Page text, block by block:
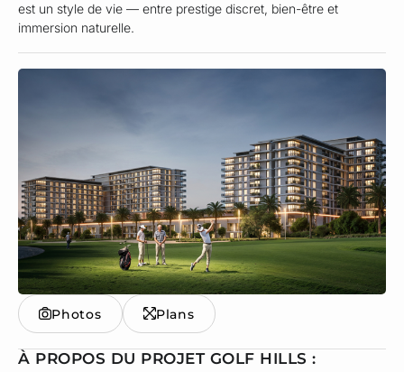
est un style de vie — entre prestige discret, bien-être et
immersion naturelle.
Photos Plans
À PROPOS DU PROJET GOLF HILLS :